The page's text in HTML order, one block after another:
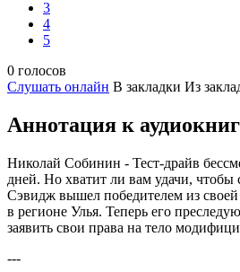
3
4
5
0 голосов
Слушать онлайн В закладки Из
Аннотация к
Николай Собинин - Тест-драйв
дней. Но хватит ли вам удачи,
Сэвидж вышел победителем из
в регионе Улья. Теперь его
заявить свои права на тело
---